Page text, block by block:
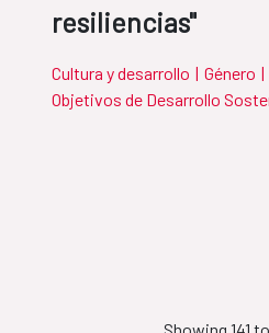
resiliencias"
Cultura y desarrollo | Género |
Objetivos de Desarrollo